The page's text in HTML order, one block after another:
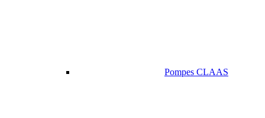
Pompes CLAAS